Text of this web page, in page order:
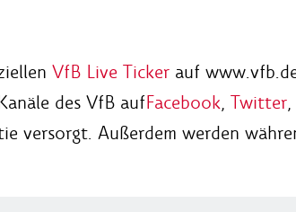
VfB Live Ticker auf
des VfB aufFacebook, Twitter,
versorgt. Außerdem werden